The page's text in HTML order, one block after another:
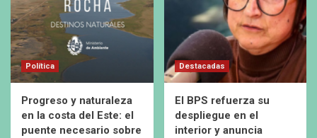
Política
Progreso y naturaleza
en la costa del Este: el
puente necesario sobre
Destacadas
El BPS refuerza su
despliegue en el
interior y anuncia